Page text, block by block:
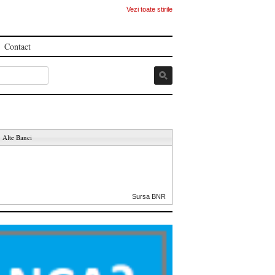
Vezi toate stirile
Contact
Alte Banci
Sursa BNR